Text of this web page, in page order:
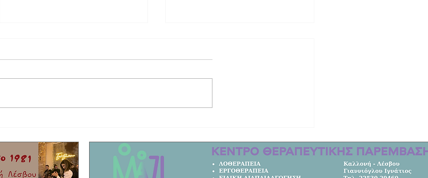
Είχαν μετακομίσει από την Αυστραλία στο